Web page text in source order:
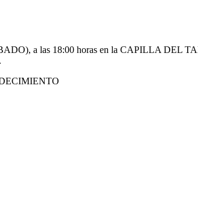
a las 18:00 horas en la CAPILLA DEL